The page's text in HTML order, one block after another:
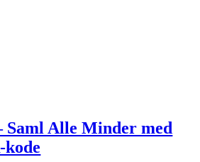
Saml Alle Minder med
kode